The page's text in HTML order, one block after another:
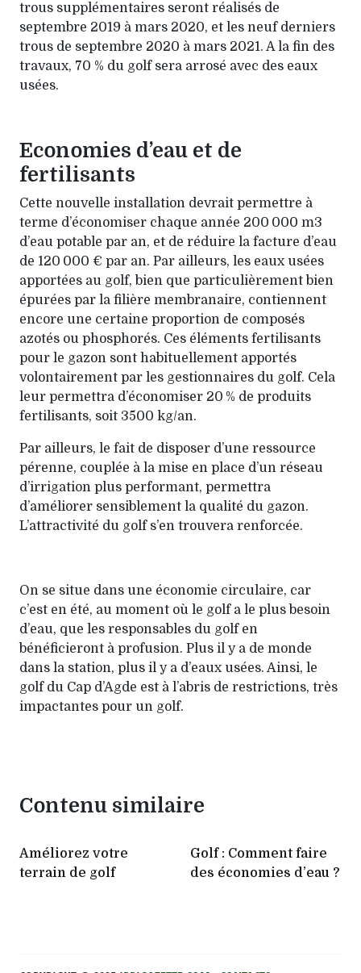
trous supplémentaires seront réalisés de
septembre 2019 à mars 2020, et les neuf derniers
trous de septembre 2020 à mars 2021. A la fin des
travaux, 70 % du golf sera arrosé avec des eaux
usées.
Economies d’eau et de
fertilisants
Cette nouvelle installation devrait permettre à
terme d’économiser chaque année 200 000 m3
d’eau potable par an, et de réduire la facture d’eau
de 120 000 € par an. Par ailleurs, les eaux usées
apportées au golf, bien que particulièrement bien
épurées par la filière membranaire, contiennent
encore une certaine proportion de composés
azotés ou phosphorés. Ces éléments fertilisants
pour le gazon sont habituellement apportés
volontairement par les gestionnaires du golf. Cela
leur permettra d’économiser 20 % de produits
fertilisants, soit 3500 kg/an.
Par ailleurs, le fait de disposer d’une ressource
pérenne, couplée à la mise en place d’un réseau
d’irrigation plus performant, permettra
d’améliorer sensiblement la qualité du gazon.
L’attractivité du golf s’en trouvera renforcée.
On se situe dans une économie circulaire, car
c’est en été, au moment où le golf a le plus besoin
d’eau, que les responsables du golf en
bénéficieront à profusion. Plus il y a de monde
dans la station, plus il y a d’eaux usées. Ainsi, le
golf du Cap d’Agde est à l’abris de restrictions, très
impactantes pour un golf.
Contenu similaire
Améliorez votre
terrain de golf
Golf : Comment faire
des économies d’eau ?